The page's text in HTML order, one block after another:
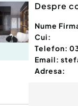
Despre
Nume
Cui:
Telefon:
Email:
Adresa: